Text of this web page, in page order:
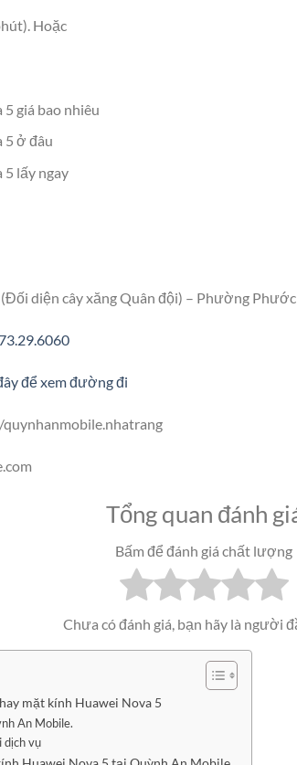
Hoặc
giá bao nhiêu
5 ở đâu
5 lấy ngay
diện cây xăng Quân đội) – Phường
để xem đường đi
Tổng quan đánh
Bấm để đánh giá chất lượng
Chưa có đánh giá, bạn hãy là người
mặt kính Huawei Nova 5
An Mobile.
dịch vụ